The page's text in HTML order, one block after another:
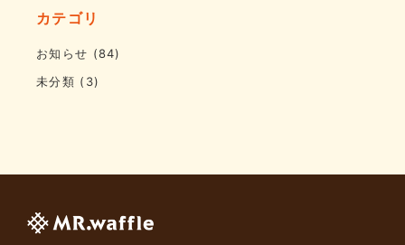
カテゴリ
お知らせ (84)
未分類 (3)